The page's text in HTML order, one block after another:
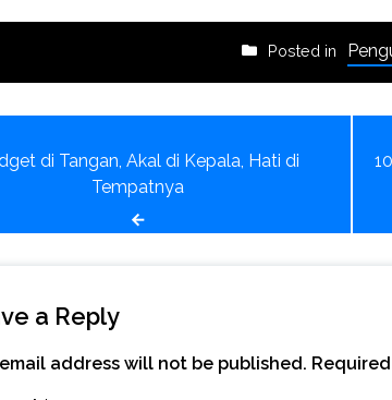
Posted in
di Tangan, Akal di Kepala, Hati di
Tempatnya
a Reply
address will not be published.